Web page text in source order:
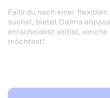
Falls du nach einer
suchst, bietet Dalma
entscheidest selbst,
möchtest!